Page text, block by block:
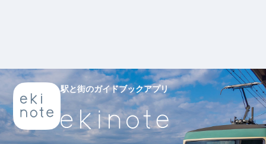
駅と街のガイドブックアプリ